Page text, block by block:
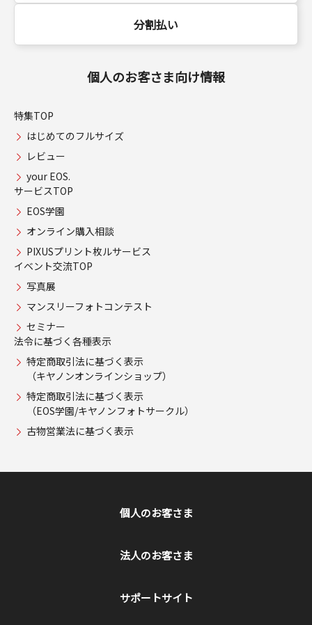
分割払い
個人のお客さま向け情報
特集TOP
はじめてのフルサイズ
レビュー
your EOS.
サービスTOP
EOS学園
オンライン購入相談
PIXUSプリント枚ルサービス
イベント交流TOP
写真展
マンスリーフォトコンテスト
セミナー
法令に基づく各種表示
特定商取引法に基づく表示
（キヤノンオンラインショップ）
特定商取引法に基づく表示
（EOS学園/キヤノンフォトサークル）
古物営業法に基づく表示
個人のお客さま
法人のお客さま
サポートサイト